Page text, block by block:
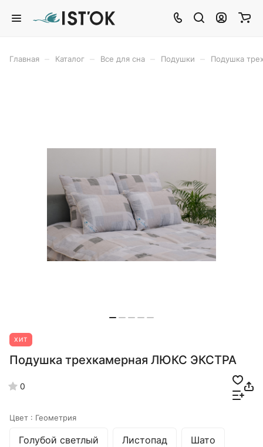
Главная Каталог Все для сна Подушки Подушка
ХИТ
Подушка трехкамерная ЛЮКС ЭКСТРА
0
Цвет : Геометрия
Голубой светлый Листопад Шато